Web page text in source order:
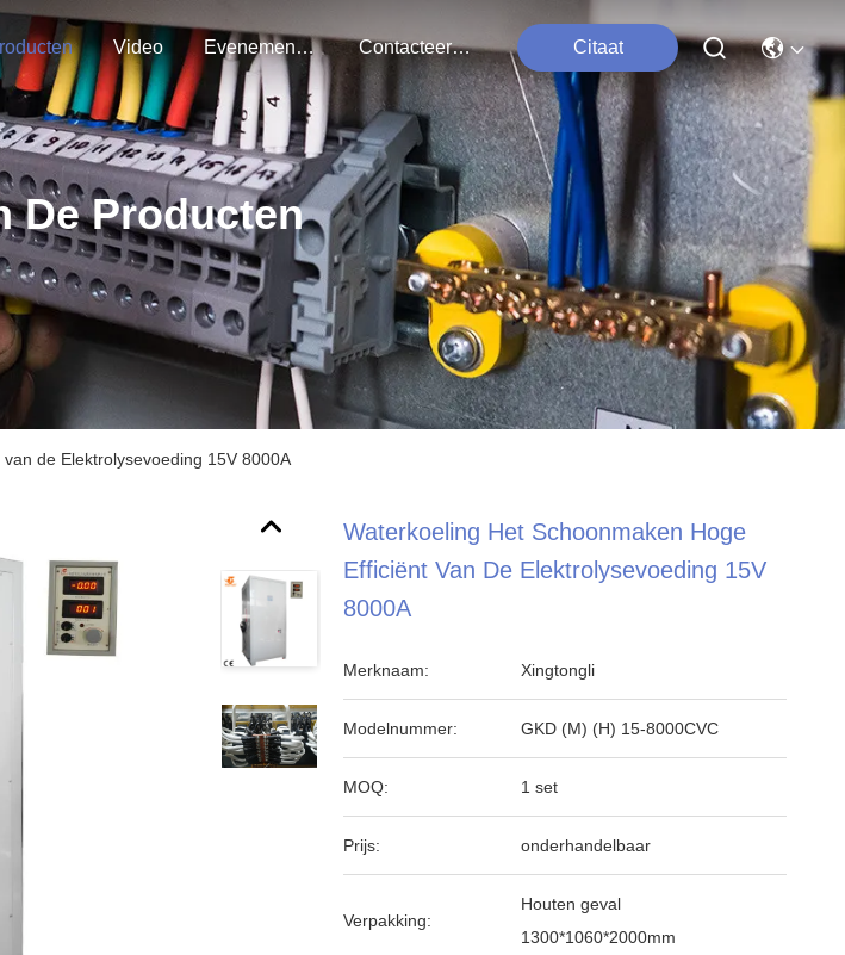
Video Evenementen Contacteer Ons Citaat
De Producten
de Elektrolysevoeding 15V 8000A
Waterkoeling Het Schoonmaken Hoge
Efficiënt Van De Elektrolysevoeding 15V
8000A
Merknaam: Xingtongli
Modelnummer: GKD (M) (H) 15-8000CVC
MOQ: 1 set
Prijs: onderhandelbaar
Verpakking:
Houten geval
1300*1060*2000mm